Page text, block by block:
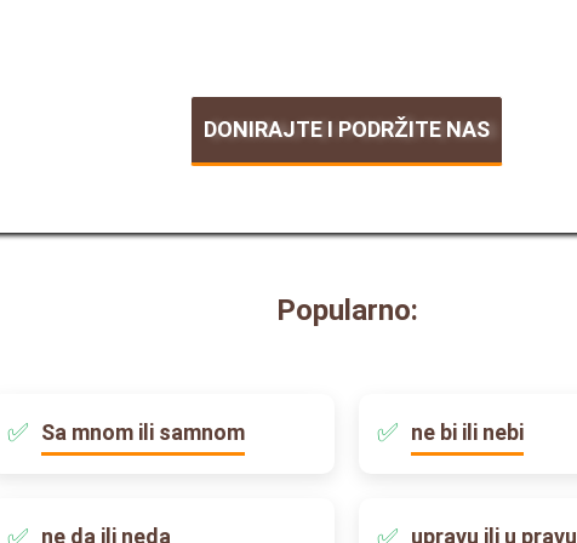
DONIRAJTE I PODRŽITE NAS
Popularno:
Sa mnom ili samnom ne bi ili nebi
ne da ili neda upravu ili u pravu